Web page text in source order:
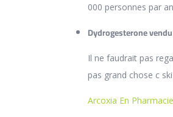
000 personnes par
Dydrogesterone
Il ne faudrait pas
pas grand chose c
Arcoxia En